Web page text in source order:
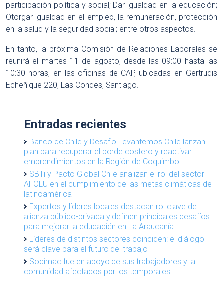
participación política y social; Dar igualdad en la educación;
Otorgar igualdad en el empleo, la remuneración, protección
en la salud y la seguridad social; entre otros aspectos.
En tanto, la próxima Comisión de Relaciones Laborales se
reunirá el martes 11 de agosto, desde las 09:00 hasta las
10:30 horas, en las oficinas de CAP, ubicadas en Gertrudis
Echeñique 220, Las Condes, Santiago.
Entradas recientes
Banco de Chile y Desafío Levantemos Chile lanzan
plan para recuperar el borde costero y reactivar
emprendimientos en la Región de Coquimbo
SBTi y Pacto Global Chile analizan el rol del sector
AFOLU en el cumplimiento de las metas climáticas de
latinoamérica
Expertos y líderes locales destacan rol clave de
alianza público-privada y definen principales desafíos
para mejorar la educación en La Araucanía
Líderes de distintos sectores coinciden: el diálogo
será clave para el futuro del trabajo
Sodimac fue en apoyo de sus trabajadores y la
comunidad afectados por los temporales